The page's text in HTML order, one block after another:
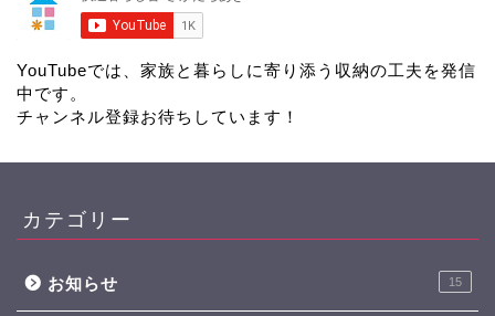
YouTubeでは、家族と暮らしに寄り添う収納の工夫を発信
中です。
チャンネル登録お待ちしています！
カテゴリー
お知らせ 15